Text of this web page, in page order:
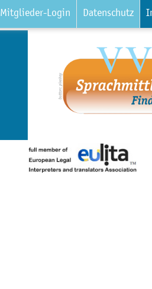
Mitglieder-Login Datenschutz